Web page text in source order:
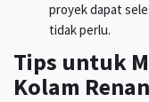
proyek dapat
tidak perlu.
Tips untuk
Kolam